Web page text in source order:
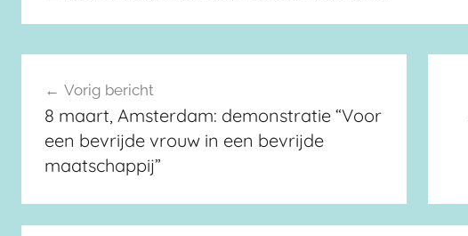
Berichtnavigatie
Vorig bericht
8 maart, Amsterdam: demonstratie “Voor
een bevrijde vrouw in een bevrijde
maatschappij”